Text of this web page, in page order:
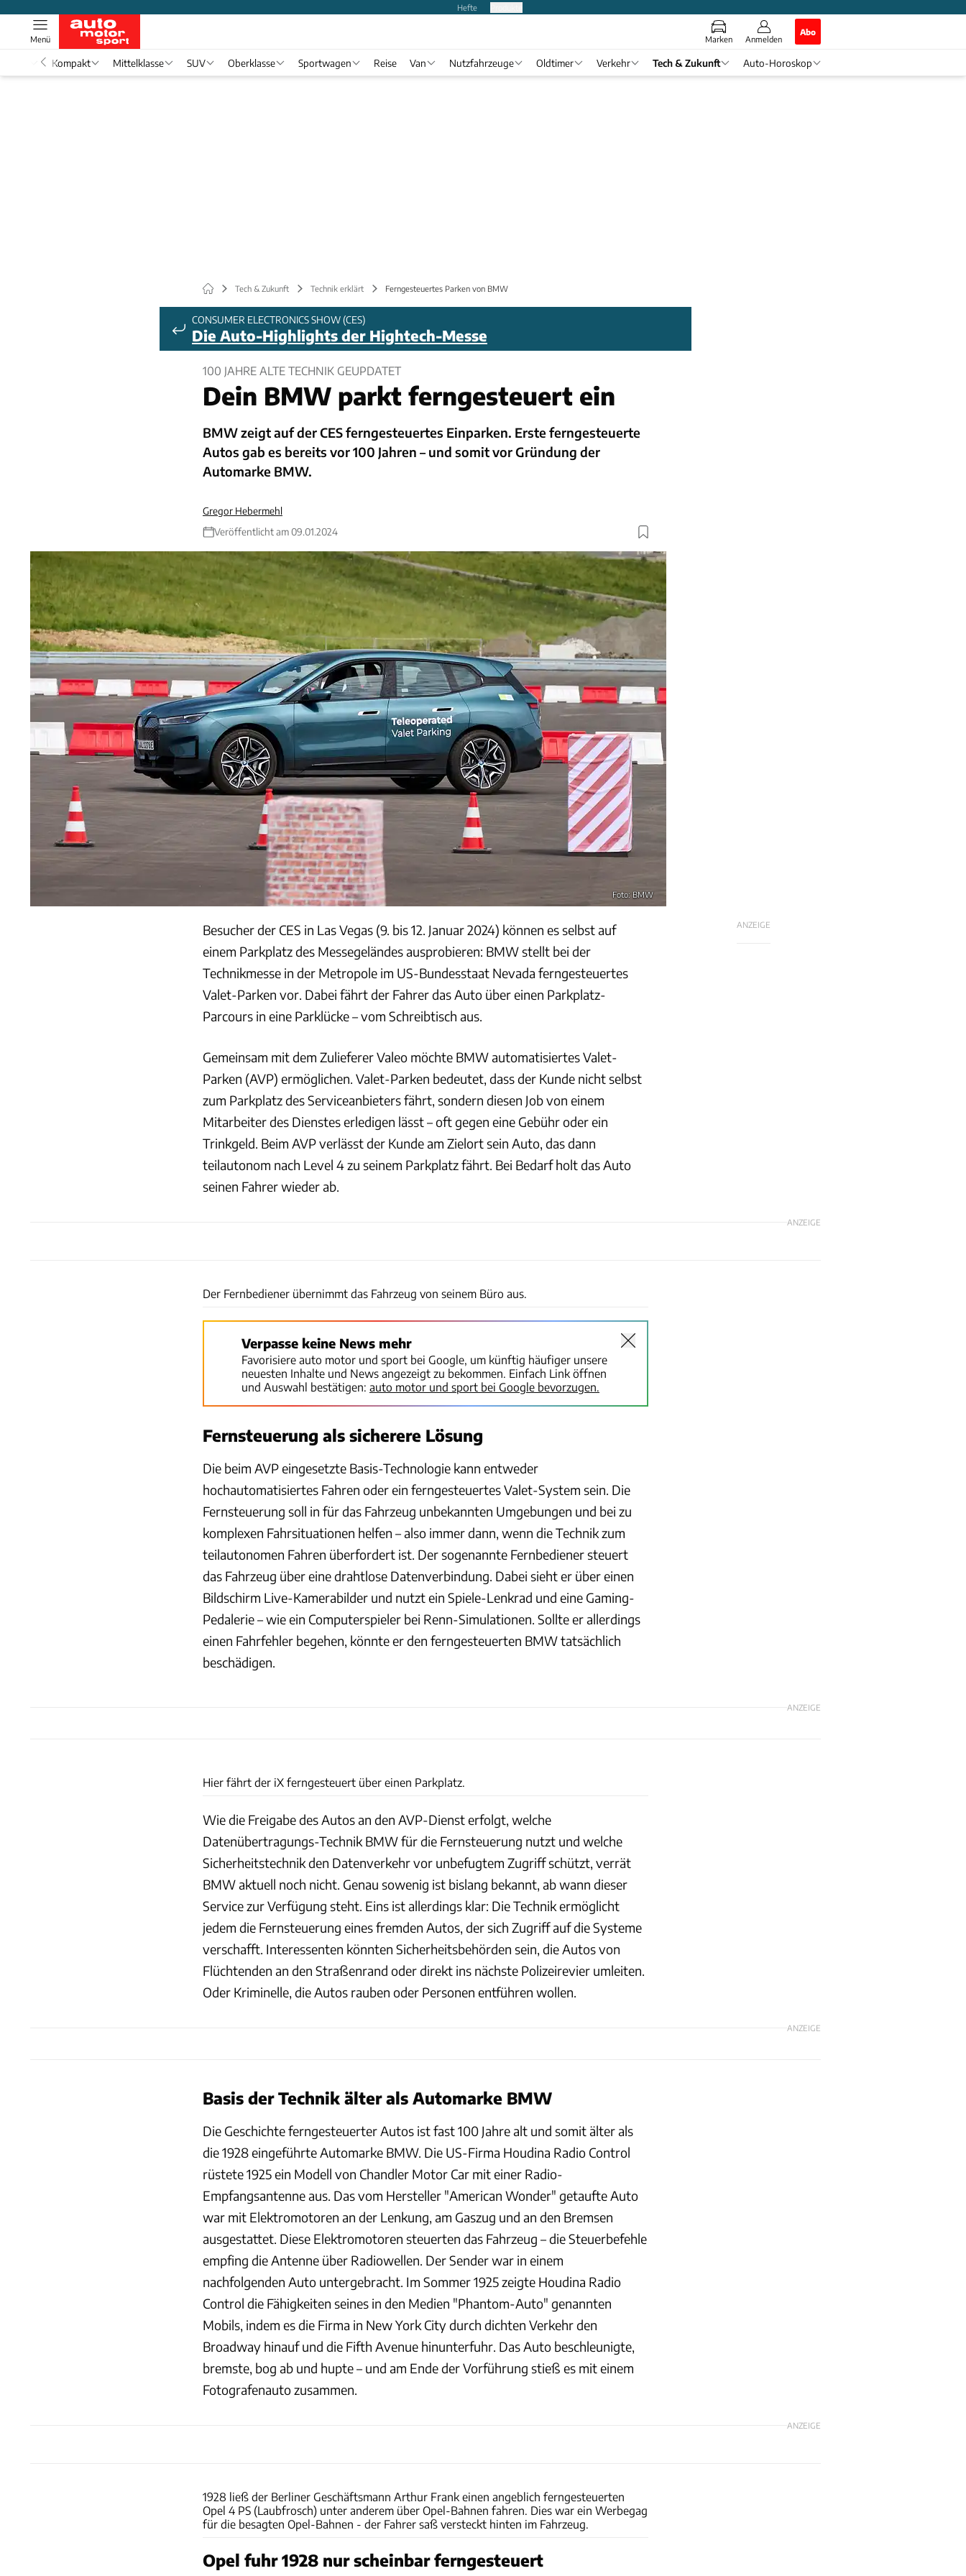
Hefte
Marken Anmelden
Abo
Menü
Kompakt Mittelklasse SUV Oberklasse Sportwagen Reise Van Nutzfahrzeuge Oldtimer Verkehr Tech & Zukunft Auto-Horoskop
Tech & Zukunft Technik erklärt Ferngesteuertes Parken von BMW
CONSUMER ELECTRONICS SHOW (CES)
Die Auto-Highlights der Hightech-Messe
100 JAHRE ALTE TECHNIK GEUPDATET
Dein BMW parkt ferngesteuert ein
BMW zeigt auf der CES ferngesteuertes Einparken. Erste ferngesteuerte
Autos gab es bereits vor 100 Jahren – und somit vor Gründung der
Automarke BMW.
Gregor Hebermehl
Veröffentlicht am 09.01.2024
Foto: BMW
ANZEIGE
Besucher der CES in Las Vegas (9. bis 12. Januar 2024) können es selbst auf
einem Parkplatz des Messegeländes ausprobieren: BMW stellt bei der
Technikmesse in der Metropole im US-Bundesstaat Nevada ferngesteuertes
Valet-Parken vor. Dabei fährt der Fahrer das Auto über einen Parkplatz-
Parcours in eine Parklücke – vom Schreibtisch aus.
Gemeinsam mit dem Zulieferer Valeo möchte BMW automatisiertes Valet-
Parken (AVP) ermöglichen. Valet-Parken bedeutet, dass der Kunde nicht selbst
zum Parkplatz des Serviceanbieters fährt, sondern diesen Job von einem
Mitarbeiter des Dienstes erledigen lässt – oft gegen eine Gebühr oder ein
Trinkgeld. Beim AVP verlässt der Kunde am Zielort sein Auto, das dann
teilautonom nach Level 4 zu seinem Parkplatz fährt. Bei Bedarf holt das Auto
seinen Fahrer wieder ab.
ANZEIGE
Der Fernbediener übernimmt das Fahrzeug von seinem Büro aus.
Verpasse keine News mehr
Favorisiere auto motor und sport bei Google, um künftig häufiger unsere
neuesten Inhalte und News angezeigt zu bekommen. Einfach Link öffnen
und Auswahl bestätigen: auto motor und sport bei Google bevorzugen.
Fernsteuerung als sicherere Lösung
Die beim AVP eingesetzte Basis-Technologie kann entweder
hochautomatisiertes Fahren oder ein ferngesteuertes Valet-System sein. Die
Fernsteuerung soll in für das Fahrzeug unbekannten Umgebungen und bei zu
komplexen Fahrsituationen helfen – also immer dann, wenn die Technik zum
teilautonomen Fahren überfordert ist. Der sogenannte Fernbediener steuert
das Fahrzeug über eine drahtlose Datenverbindung. Dabei sieht er über einen
Bildschirm Live-Kamerabilder und nutzt ein Spiele-Lenkrad und eine Gaming-
Pedalerie – wie ein Computerspieler bei Renn-Simulationen. Sollte er allerdings
einen Fahrfehler begehen, könnte er den ferngesteuerten BMW tatsächlich
beschädigen.
ANZEIGE
Hier fährt der iX ferngesteuert über einen Parkplatz.
Wie die Freigabe des Autos an den AVP-Dienst erfolgt, welche
Datenübertragungs-Technik BMW für die Fernsteuerung nutzt und welche
Sicherheitstechnik den Datenverkehr vor unbefugtem Zugriff schützt, verrät
BMW aktuell noch nicht. Genau sowenig ist bislang bekannt, ab wann dieser
Service zur Verfügung steht. Eins ist allerdings klar: Die Technik ermöglicht
jedem die Fernsteuerung eines fremden Autos, der sich Zugriff auf die Systeme
verschafft. Interessenten könnten Sicherheitsbehörden sein, die Autos von
Flüchtenden an den Straßenrand oder direkt ins nächste Polizeirevier umleiten.
Oder Kriminelle, die Autos rauben oder Personen entführen wollen.
ANZEIGE
Basis der Technik älter als Automarke BMW
Die Geschichte ferngesteuerter Autos ist fast 100 Jahre alt und somit älter als
die 1928 eingeführte Automarke BMW. Die US-Firma Houdina Radio Control
rüstete 1925 ein Modell von Chandler Motor Car mit einer Radio-
Empfangsantenne aus. Das vom Hersteller "American Wonder" getaufte Auto
war mit Elektromotoren an der Lenkung, am Gaszug und an den Bremsen
ausgestattet. Diese Elektromotoren steuerten das Fahrzeug – die Steuerbefehle
empfing die Antenne über Radiowellen. Der Sender war in einem
nachfolgenden Auto untergebracht. Im Sommer 1925 zeigte Houdina Radio
Control die Fähigkeiten seines in den Medien "Phantom-Auto" genannten
Mobils, indem es die Firma in New York City durch dichten Verkehr den
Broadway hinauf und die Fifth Avenue hinunterfuhr. Das Auto beschleunigte,
bremste, bog ab und hupte – und am Ende der Vorführung stieß es mit einem
Fotografenauto zusammen.
ANZEIGE
1928 ließ der Berliner Geschäftsmann Arthur Frank einen angeblich ferngesteuerten
Opel 4 PS (Laubfrosch) unter anderem über Opel-Bahnen fahren. Dies war ein Werbegag
für die besagten Opel-Bahnen - der Fahrer saß versteckt hinten im Fahrzeug.
Opel fuhr 1928 nur scheinbar ferngesteuert